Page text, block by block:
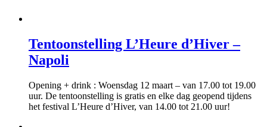
Tentoonstelling L’Heure d’Hiver –
Napoli
Opening + drink : Woensdag 12 maart – van 17.00 tot 19.00
uur. De tentoonstelling is gratis en elke dag geopend tijdens
het festival L’Heure d’Hiver, van 14.00 tot 21.00 uur!